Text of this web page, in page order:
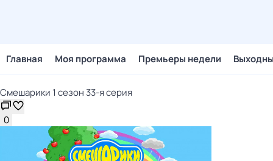
Главная Моя программа Премьеры недели
Смешарики 1 сезон 33-я серия
0